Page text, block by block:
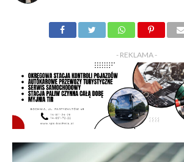
- REKLAMA -